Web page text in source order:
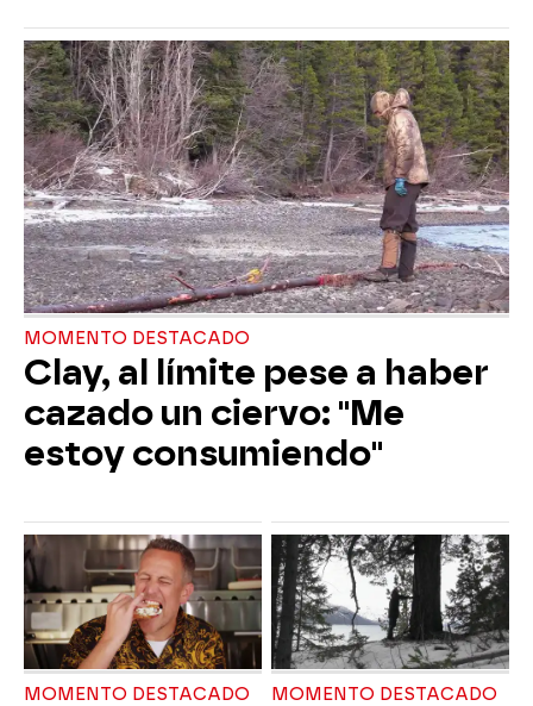
MOMENTO DESTACADO
Clay, al límite pese a haber
cazado un ciervo: "Me
estoy consumiendo"
MOMENTO DESTACADO MOMENTO DESTACADO